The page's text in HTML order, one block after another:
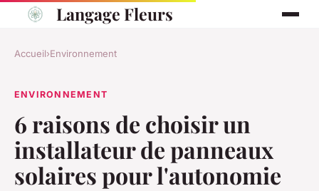
Langage Fleurs
Accueil›Environnement
ENVIRONNEMENT
6 raisons de choisir un
installateur de panneaux
solaires pour l'autonomie